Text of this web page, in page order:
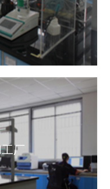
厂